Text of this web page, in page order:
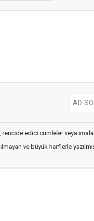
rencide edici cümleler veya
ve büyük harflerle